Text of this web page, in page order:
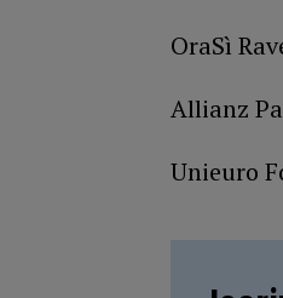
OraSì
Allianz
Unieuro